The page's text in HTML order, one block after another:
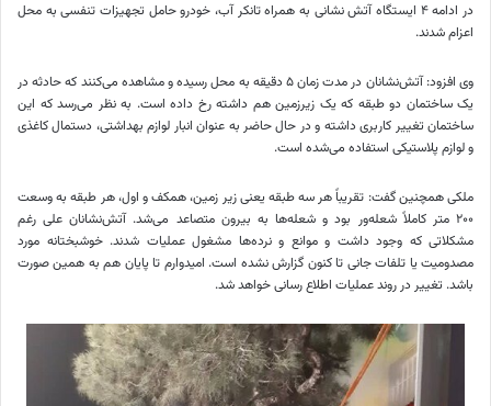
در ادامه ۴ ایستگاه آتش نشانی به همراه تانکر آب، خودرو حامل تجهیزات تنفسی به محل
اعزام شدند.
وی افزود: آتش‌نشانان در مدت زمان ۵ دقیقه به محل رسیده و مشاهده می‌کنند که حادثه در
یک ساختمان دو طبقه که یک زیرزمین هم داشته رخ داده است. به نظر می‌رسد که این
ساختمان تغییر کاربری داشته و در حال حاضر به عنوان انبار لوازم بهداشتی، دستمال کاغذی
و لوازم پلاستیکی استفاده می‌شده است.
ملکی همچنین گفت: تقریباً هر سه طبقه یعنی زیر زمین، همکف و اول، هر طبقه به وسعت
۲۰۰ متر کاملاً شعله‌ور بود و شعله‌ها به بیرون متصاعد می‌شد. آتش‌نشانان علی رغم
مشکلاتی که وجود داشت و موانع و نرده‌ها مشغول عملیات شدند. خوشبختانه مورد
مصدومیت یا تلفات جانی تا کنون گزارش نشده است. امیدوارم تا پایان هم به همین صورت
باشد. تغییر در روند عملیات اطلاع رسانی خواهد شد.